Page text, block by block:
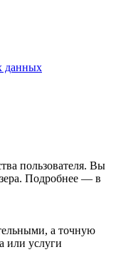
данных
пользователя. Вы
Подробнее — в
а точную
или услуги